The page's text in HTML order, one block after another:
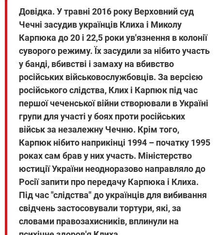
Довідка. У травні 2016 року Верховний суд
Чечні засудив українців Клиха і Миколу
Карпюка до 20 і 22,5 роки ув'язнення в колонії
суворого режиму. Їх засудили за нібито участь
у банді, вбивстві і замаху на вбивство
російських військовослужбовців. За версією
російського слідства, Клих і Карпюк під час
першої чеченської війни створювали в Україні
групи для участі у боях проти російських
військ за незалежну Чечню. Крім того,
Карпюк нібито наприкінці 1994 – початку 1995
роках сам брав у них участь. Міністерство
юстиції України неодноразово направляло до
Росії запити про передачу Карпюка і Клиха.
Під час "слідства" до українців для вибивання
свідчень застосовували тортури, які, за
словами правозахисників, вплинули на